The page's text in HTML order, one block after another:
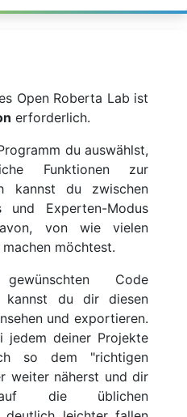
Open Roberta Lab ist
erforderlich.
du auswählst,
Funktionen zur
kannst du zwischen
und Experten-Modus
von wie vielen
möchtest.
Code
kannst du dir diesen
und exportieren.
jedem deiner Projekte
so dem "richtigen
weiter näherst und dir
die üblichen